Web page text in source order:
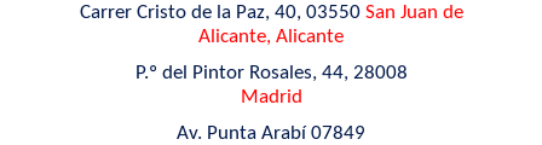
Carrer Cristo de la Paz, 40, 03550 San Juan de
Alicante, Alicante
P.º del Pintor Rosales, 44, 28008
Madrid
Av. Punta Arabí 07849